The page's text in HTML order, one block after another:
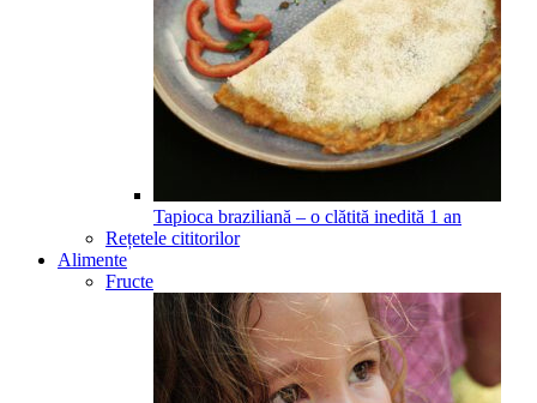
Tapioca braziliană – o clătită inedită 1 an
Rețetele cititorilor
Alimente
Fructe